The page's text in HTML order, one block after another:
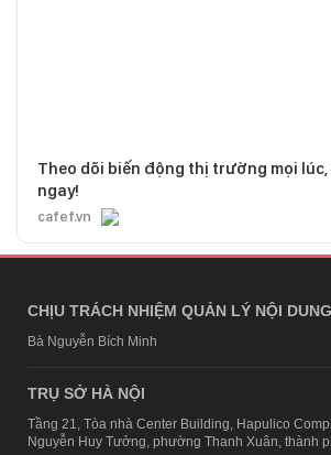
Theo dõi biến động thị trường mọi
ngay!
cafef.vn
CHỊU TRÁCH NHIỆM QUẢN LÝ NỘI DUNG
Bà Nguyễn Bích Minh
TRỤ SỞ HÀ NỘI
Tầng 21, Tòa nhà Center Building, Hapulico
Nguyễn Huy Tưởng, phường Thanh Xuân, thành